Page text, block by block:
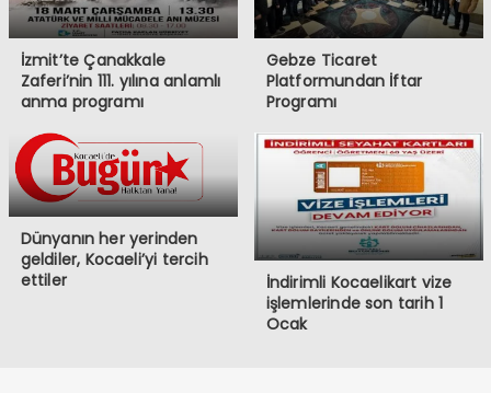
İzmit’te Çanakkale
Zaferi’nin 111. yılına anlamlı
anma programı
Gebze Ticaret
Platformundan İftar
Programı
Dünyanın her yerinden
geldiler, Kocaeli’yi tercih
ettiler
İndirimli Kocaelikart vize
işlemlerinde son tarih 1
Ocak